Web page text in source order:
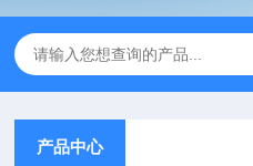
产品中心